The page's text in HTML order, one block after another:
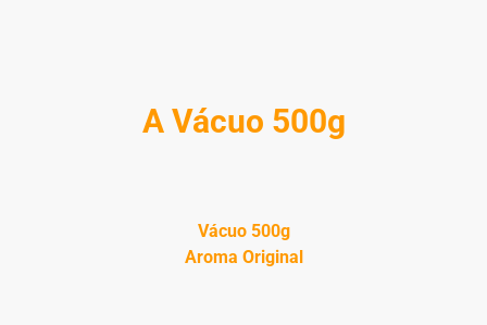
A Vácuo 500g
Vácuo 500g
Aroma Original